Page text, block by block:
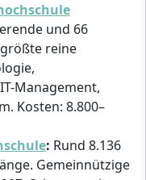
und 66
reine
Management,
Kosten: 8.800–
: Rund 8.136
Gemeinnützige